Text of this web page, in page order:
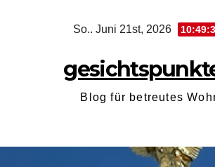
So.. Juni 21st, 2026
Blog für betreutes